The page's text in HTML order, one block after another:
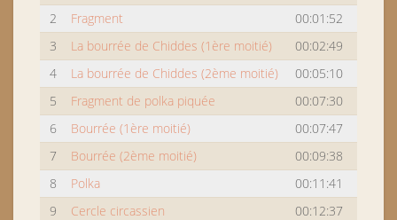
2
Fragment
00:01:52
3
La bourrée de Chiddes (1ère moitié)
00:02:49
4
La bourrée de Chiddes (2ème moitié)
00:05:10
5
Fragment de polka piquée
00:07:30
6
Bourrée (1ère moitié)
00:07:47
7
Bourrée (2ème moitié)
00:09:38
8
Polka
00:11:41
9
Cercle circassien
00:12:37